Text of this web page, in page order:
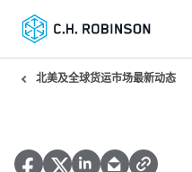
北美及全球货运市场最新动态